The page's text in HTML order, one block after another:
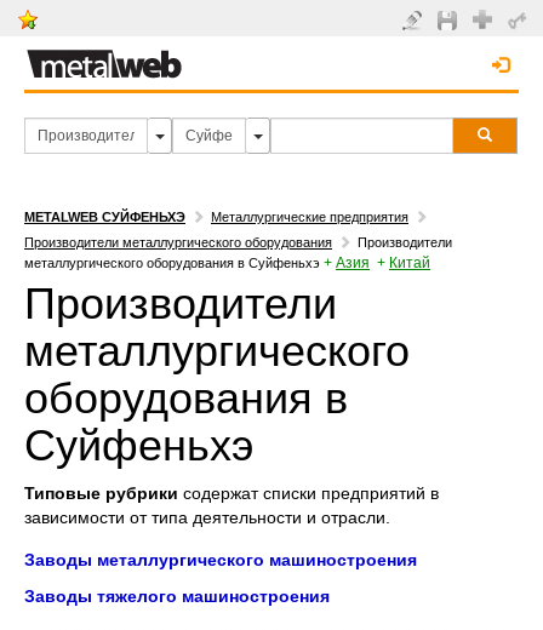
METALWEB СУЙФЕНЬХЭ
Металлургические предприятия
Производители металлургического оборудования
Производители
металлургического оборудования в Суйфеньхэ + Азия + Китай
Производители
металлургического
оборудования в
Суйфеньхэ
Типовые рубрики содержат списки предприятий в
зависимости от типа деятельности и отрасли.
Заводы металлургического машиностроения
Заводы тяжелого машиностроения